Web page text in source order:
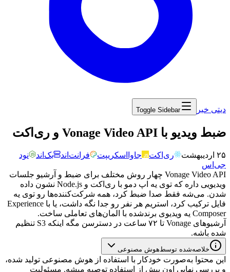
دیتی خبر Toggle Sidebar
‏ضبط ویدیو با Vonage Video API و ری‌اکت
۲۵ اردیبهشت ری‌اکت جاوااسکریپت فرانت‌اند بک‌اند
نود
جی‌اس
Vonage Video API چهار روش مختلف برای ضبط و آرشیو جلسات
ویدیویی داره که توی یه اپ دمو با ری‌اکت و Node.js نشون داده
شدن. می‌شه فقط صدا ضبط کرد، همه شرکت‌کننده‌ها رو توی یه
فایل ترکیب کرد، استریم هر نفر رو جدا نگه داشت، یا با Experience
Composer یه ویدیوی برندشده با المان‌های تعاملی ساخت.
آرشیوهای Vonage تا ۷۲ ساعت در دسترسن مگه اینکه S3 تنظیم
شده باشه.
خلاصه‌شده توسطهوش مصنوعی
این محتوا به‌صورت خودکار با استفاده از هوش مصنوعی تولید شده،
و بررسی نهایی اون پیش از استفاده توصیه میشه. مسئولیت